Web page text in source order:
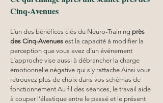
Cinq-Avenues
L’un des bénéfices clés du Neuro-Training près
des Cinq-Avenues est la capacité à modifier la
perception que vous avez d’un événement
L’approche vise aussi à débrancher la charge
émotionnelle négative qui s’y rattache Ainsi vous
retrouvez plus de choix dans vos schémas de
fonctionnement Au fil des séances, le travail aide
à couper l’élastique entre le passé et le présent